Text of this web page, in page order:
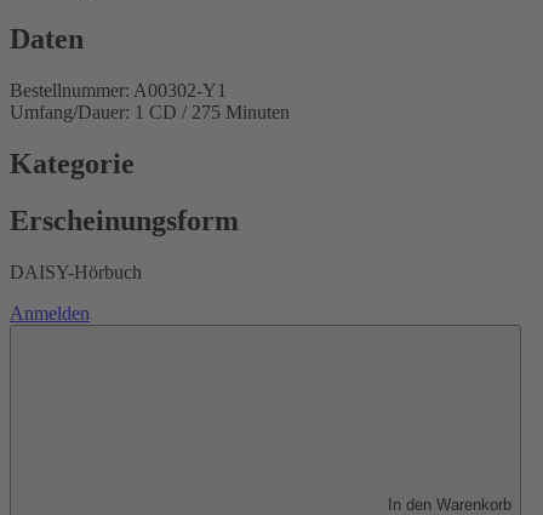
Daten
Bestellnummer: A00302-Y1
Umfang/Dauer: 1 CD / 275 Minuten
Kategorie
Erscheinungsform
DAISY-Hörbuch
Anmelden
In den Warenkorb